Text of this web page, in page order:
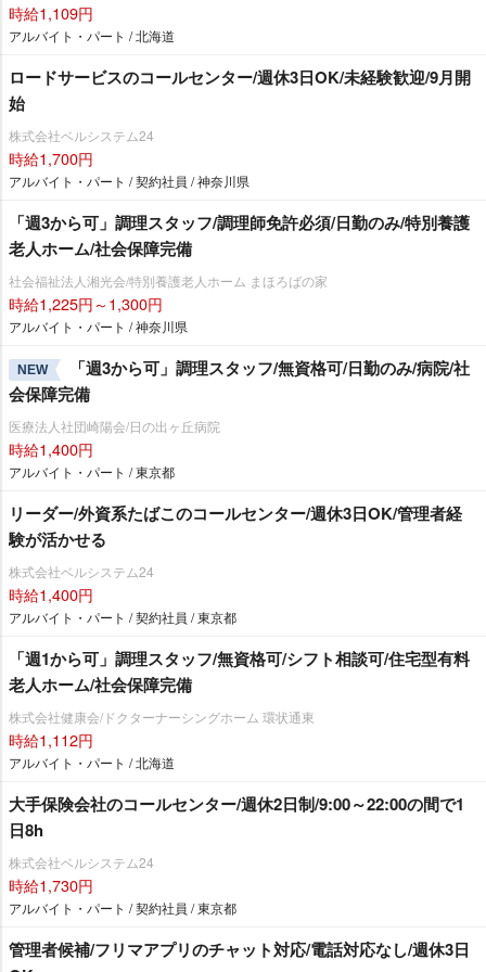
時給1,109円
アルバイト・パート / 北海道
ロードサービスのコールセンター/週休3日OK/未経験歓迎/9月開
始
株式会社ベルシステム24
時給1,700円
アルバイト・パート / 契約社員 / 神奈川県
「週3から可」調理スタッフ/調理師免許必須/日勤のみ/特別養護
老人ホーム/社会保障完備
社会福祉法人湘光会/特別養護老人ホーム まほろばの家
時給1,225円～1,300円
アルバイト・パート / 神奈川県
NEW
「週3から可」調理スタッフ/無資格可/日勤のみ/病院/社
会保障完備
医療法人社団崎陽会/日の出ヶ丘病院
時給1,400円
アルバイト・パート / 東京都
リーダー/外資系たばこのコールセンター/週休3日OK/管理者経
験が活かせる
株式会社ベルシステム24
時給1,400円
アルバイト・パート / 契約社員 / 東京都
「週1から可」調理スタッフ/無資格可/シフト相談可/住宅型有料
老人ホーム/社会保障完備
株式会社健康会/ドクターナーシングホーム 環状通東
時給1,112円
アルバイト・パート / 北海道
大手保険会社のコールセンター/週休2日制/9:00～22:00の間で1
日8h
株式会社ベルシステム24
時給1,730円
アルバイト・パート / 契約社員 / 東京都
管理者候補/フリマアプリのチャット対応/電話対応なし/週休3日